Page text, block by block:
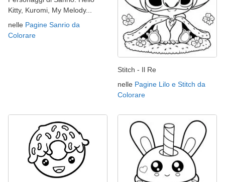
Kitty, Kuromi, My Melody...
nelle Pagine Sanrio da
Colorare
Stitch - Il Re
nelle Pagine Lilo e Stitch da
Colorare